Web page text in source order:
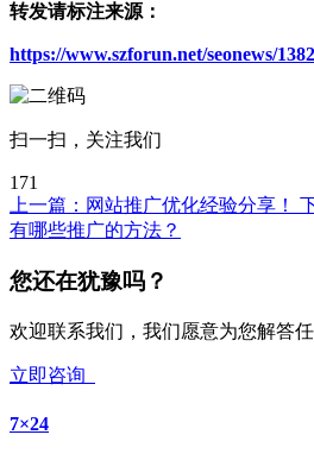
转发请标注来源：
https://www.szforun.net/seonews/
扫一扫，关注我们
171
上一篇： 网站推广优化经验分享！
有哪些推广的方法？
您还在犹豫吗？
欢迎联系我们，我们愿意为您解答
立即咨询
7×24